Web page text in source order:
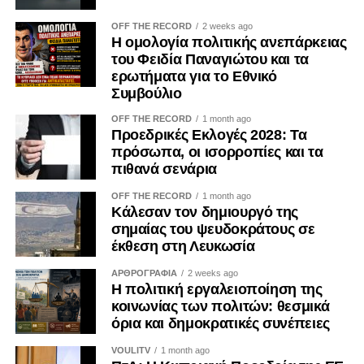
συμφέροντα. Ο ΟΟΣΑ έχει επισημάνει ότι η αδιαφανής
άσκηση επιρροής περιορίζει την ακεραιότητα των θεσμών
και υπονομεύει την εμπιστοσύνη των πολιτών.
Η ψηφιακή επικοινωνία διευρύνει περαιτέρω το πεδίο της
αποσπάσματα και χορηγούμενες αναρτήσεις μπορούν να
αναπαράγουν για μεγάλο χρονικό διάστημα μια
περιορισμένη δράση, δημιουργώντας την εντύπωση
αποδοχής. Ο Κανονισμός (ΕΕ) 2024/900 για τη διαφάνεια
και τη στόχευση της πολιτικής διαφήμισης, ο οποίος
εφαρμόζεται κατά το μεγαλύτερο μέρος του από τις 10
του πολιτικού διαφημιστικού περιεχομένου και
γνωστοποίησης του χρηματοδότη. Μολονότι κάθε
ανάρτηση κοινωνικού φορέα δεν συνιστά πολιτική
OFF THE RECORD 2 weeks ago
Η ομολογία πολιτικής ανεπάρκειας
του Φειδία Παναγιώτου και τα
ερωτήματα για το Εθνικό
Συμβούλιο
OFF THE RECORD 1 month ago
Προεδρικές Εκλογές 2028: Τα
πρόσωπα, οι ισορροπίες και τα
πιθανά σενάρια
OFF THE RECORD 1 month ago
Κάλεσαν τον δημιουργό της
σημαίας του ψευδοκράτους σε
έκθεση στη Λευκωσία
ΑΡΘΡΟΓΡΑΦΙΑ 2 weeks ago
Η πολιτική εργαλειοποίηση της
κοινωνίας των πολιτών: θεσμικά
όρια και δημοκρατικές συνέπειες
VOULITV 1 month ago